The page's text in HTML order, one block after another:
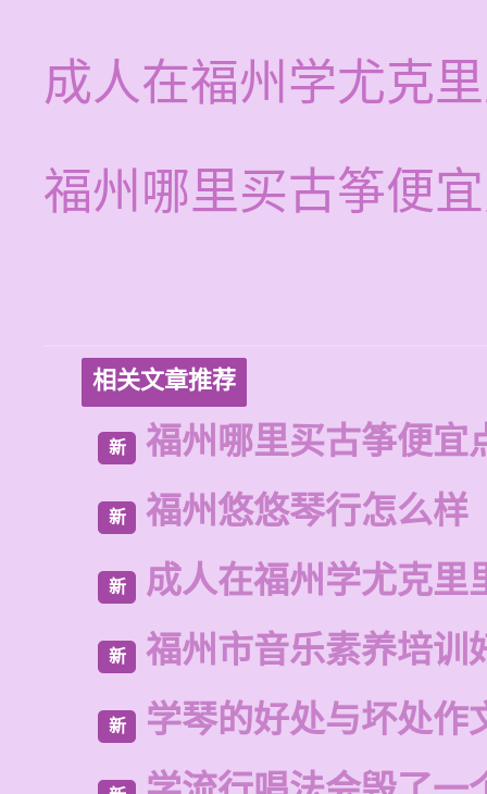
成人在福州学尤克
福州哪里买古筝便
相关文章推荐
新 福州哪里买古筝便宜
新 福州悠悠琴行怎么样
新 成人在福州学尤克里
新 福州市音乐素养培训
新 学琴的好处与坏处作